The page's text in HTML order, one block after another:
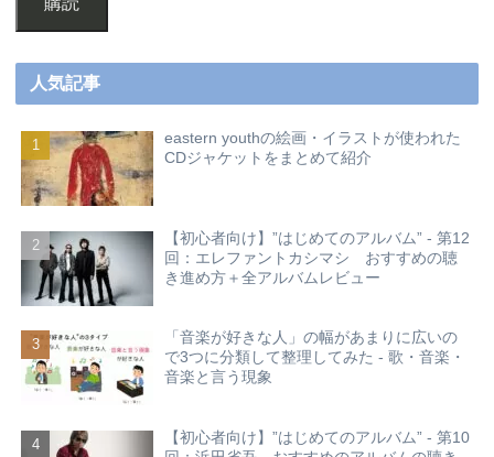
人気記事
eastern youthの絵画・イラストが使われた
CDジャケットをまとめて紹介
【初心者向け】”はじめてのアルバム” - 第12
回：エレファントカシマシ おすすめの聴
き進め方＋全アルバムレビュー
「音楽が好きな人」の幅があまりに広いの
で3つに分類して整理してみた - 歌・音楽・
音楽と言う現象
【初心者向け】”はじめてのアルバム” - 第10